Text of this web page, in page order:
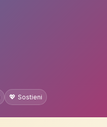
💖 Sostieni